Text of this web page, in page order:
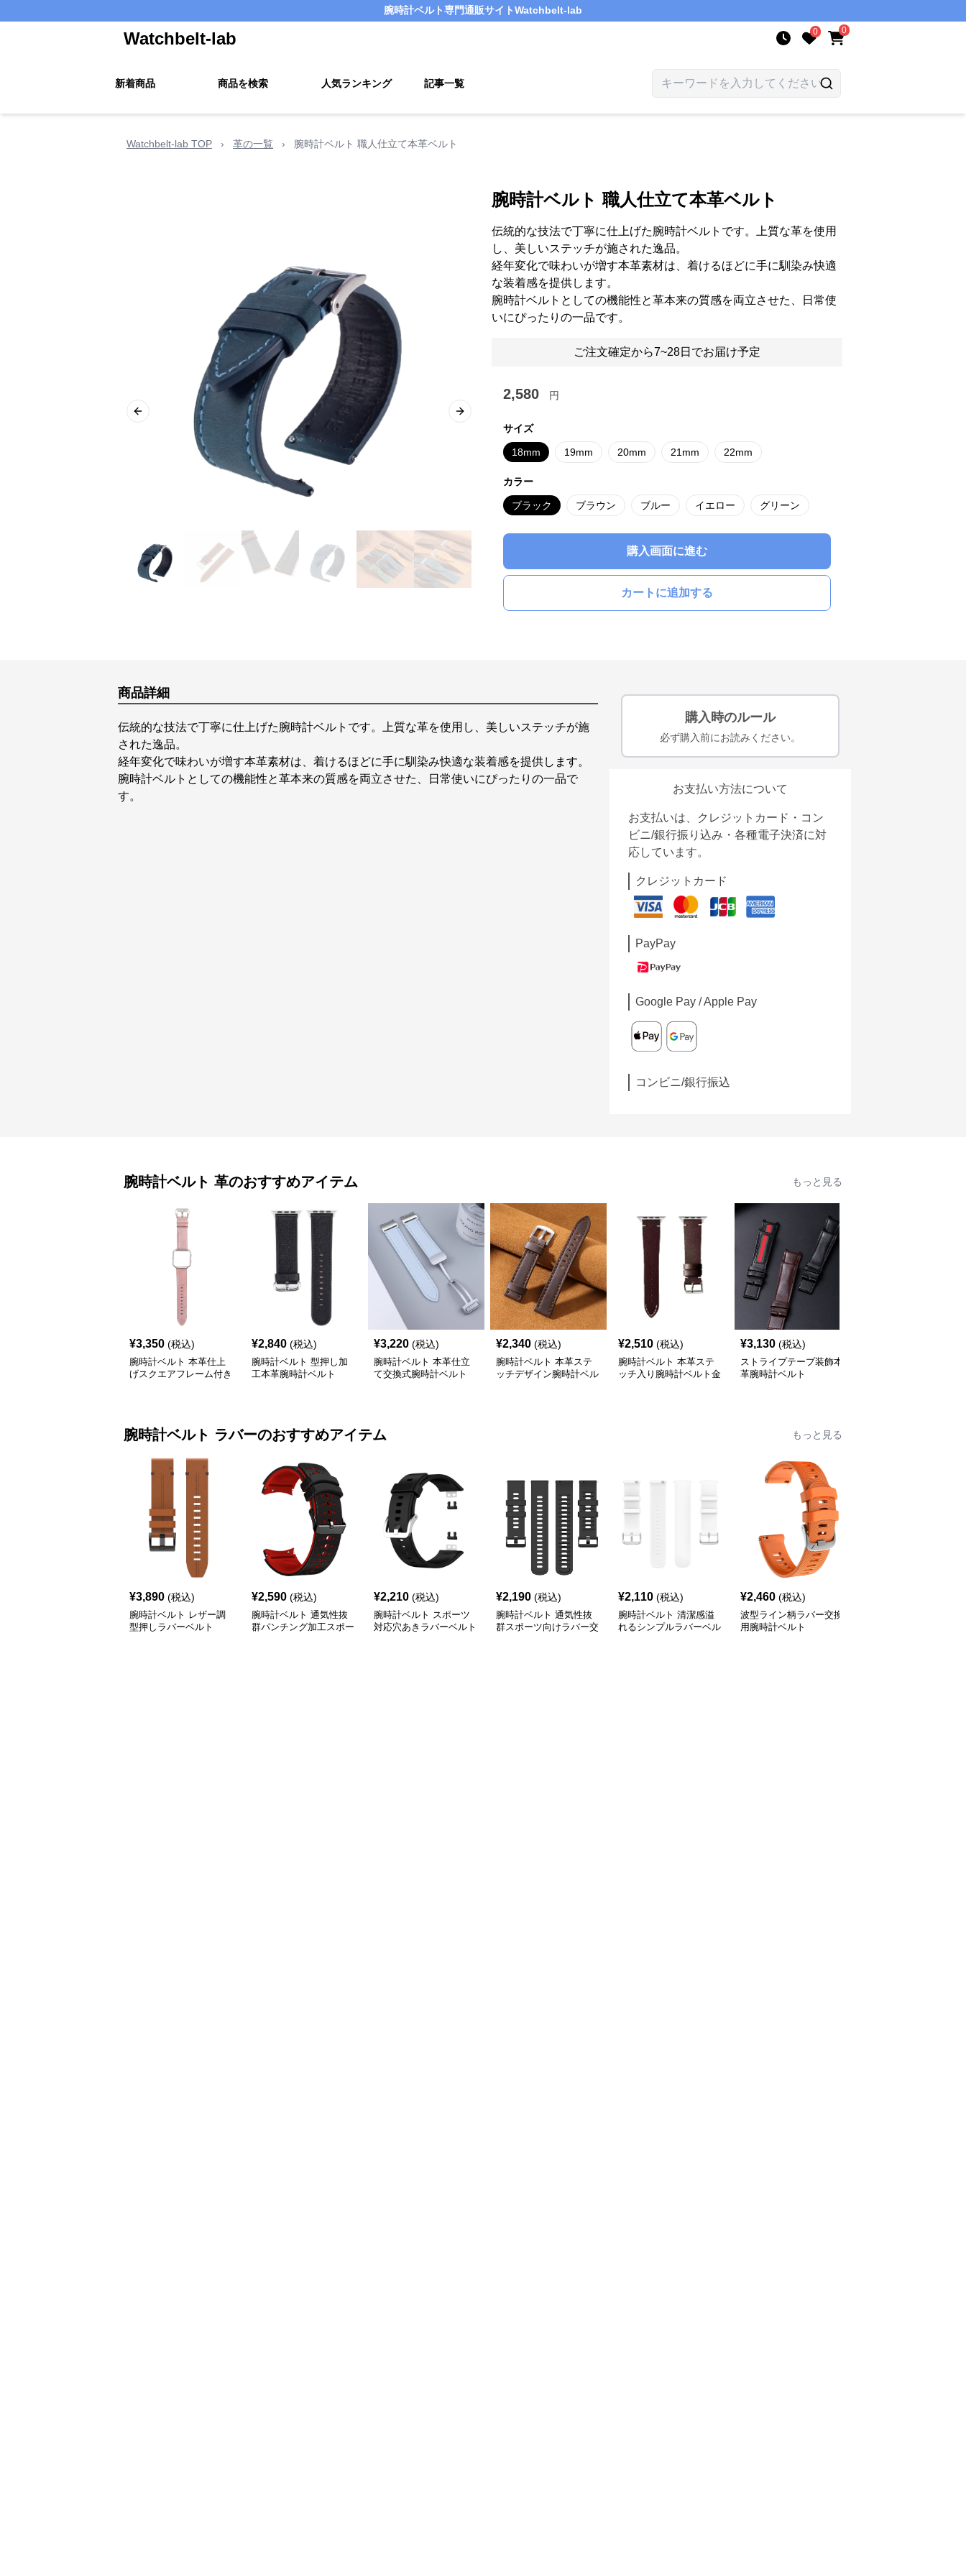
腕時計ベルト専門通販サイトWatchbelt-lab
Watchbelt-lab 0 0
新着商品 商品を検索 人気ランキング 記事一覧
Watchbelt-lab TOP › 革の一覧 › 腕時計ベルト 職人仕立て本革ベルト
Previous slide Next slide
腕時計ベルト 職人仕立て本革ベルト
伝統的な技法で丁寧に仕上げた腕時計ベルトです。上質な革を使用
し、美しいステッチが施された逸品。
経年変化で味わいが増す本革素材は、着けるほどに手に馴染み快適
な装着感を提供します。
腕時計ベルトとしての機能性と革本来の質感を両立させた、日常使
いにぴったりの一品です。
ご注文確定から7~28日でお届け予定
2,580 円
サイズ
18mm 19mm 20mm 21mm 22mm
カラー
ブラック ブラウン ブルー イエロー グリーン
購入画面に進む
カートに追加する
商品詳細
伝統的な技法で丁寧に仕上げた腕時計ベルトです。上質な革を使用し、美しいステッチが施
された逸品。
経年変化で味わいが増す本革素材は、着けるほどに手に馴染み快適な装着感を提供します。
腕時計ベルトとしての機能性と革本来の質感を両立させた、日常使いにぴったりの一品で
す。
購入時のルール
必ず購入前にお読みください。
お支払い方法について
お支払いは、クレジットカード・コン
ビニ/銀行振り込み・各種電子決済に対
応しています。
クレジットカード
PayPay
Google Pay / Apple Pay
コンビニ/銀行振込
腕時計ベルト 革のおすすめアイテム もっと見る
¥3,350 (税込)
腕時計ベルト 本革仕上
げスクエアフレーム付き
¥2,840 (税込)
腕時計ベルト 型押し加
工本革腕時計ベルト
¥3,220 (税込)
腕時計ベルト 本革仕立
て交換式腕時計ベルト
¥2,340 (税込)
腕時計ベルト 本革ステ
ッチデザイン腕時計ベル
¥2,510 (税込)
腕時計ベルト 本革ステ
ッチ入り腕時計ベルト金
¥3,130 (税込)
ストライプテープ装飾本
革腕時計ベルト
腕時計ベルト ラバーのおすすめアイテム もっと見る
¥3,890 (税込)
腕時計ベルト レザー調
型押しラバーベルト
¥2,590 (税込)
腕時計ベルト 通気性抜
群パンチング加工スポー
¥2,210 (税込)
腕時計ベルト スポーツ
対応穴あきラバーベルト
¥2,190 (税込)
腕時計ベルト 通気性抜
群スポーツ向けラバー交
¥2,110 (税込)
腕時計ベルト 清潔感溢
れるシンプルラバーベル
¥2,460 (税込)
波型ライン柄ラバー交換
用腕時計ベルト